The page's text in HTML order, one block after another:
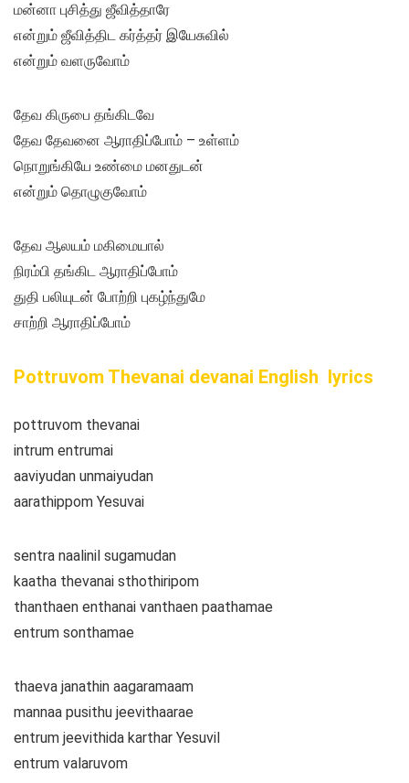
மன்னா புசித்து ஜீவித்தாரே
என்றும் ஜீவித்திட கர்த்தர் இயேசுவில்
என்றும் வளருவோம்
தேவ கிருபை தங்கிடவே
தேவ தேவனை ஆராதிப்போம் – உள்ளம்
நொறுங்கியே உண்மை மனதுடன்
என்றும் தொழுகுவோம்
தேவ ஆலயம் மகிமையால்
நிரம்பி தங்கிட ஆராதிப்போம்
துதி பலியுடன் போற்றி புகழ்ந்துமே
சாற்றி ஆராதிப்போம்
Pottruvom Thevanai devanai English lyrics
pottruvom thevanai
intrum entrumai
aaviyudan unmaiyudan
aarathippom Yesuvai
sentra naalinil sugamudan
kaatha thevanai sthothiripom
thanthaen enthanai vanthaen paathamae
entrum sonthamae
thaeva janathin aagaramaam
mannaa pusithu jeevithaarae
entrum jeevithida karthar Yesuvil
entrum valaruvom